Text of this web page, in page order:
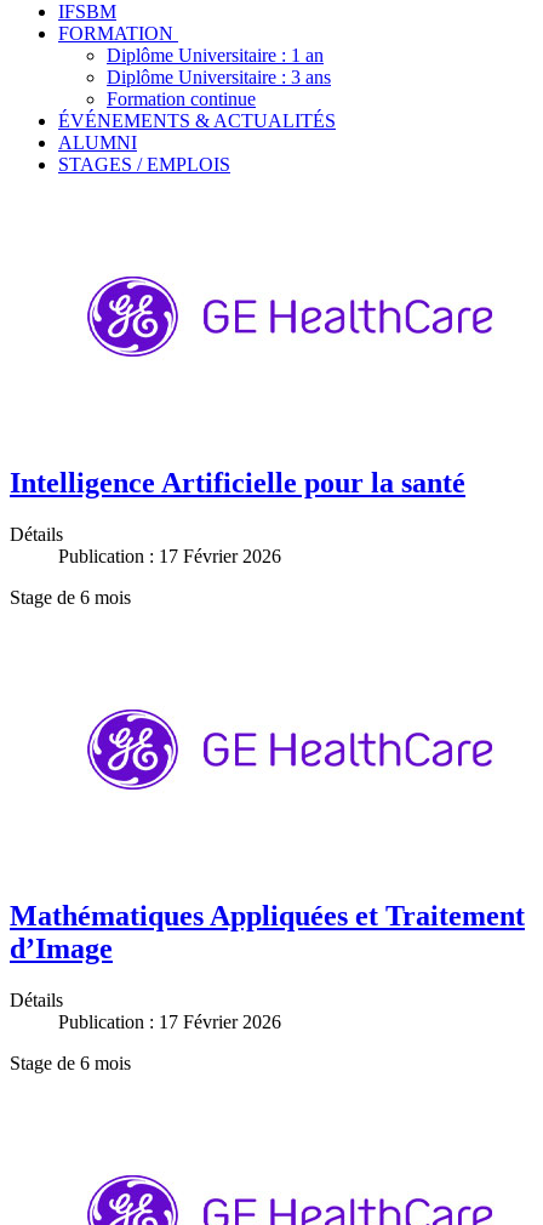
IFSBM
FORMATION
Diplôme Universitaire : 1 an
Diplôme Universitaire : 3 ans
Formation continue
ÉVÉNEMENTS & ACTUALITÉS
ALUMNI
STAGES / EMPLOIS
Intelligence Artificielle pour la santé
Détails
Publication : 17 Février 2026
Stage de 6 mois
Mathématiques Appliquées et Traitement
d’Image
Détails
Publication : 17 Février 2026
Stage de 6 mois